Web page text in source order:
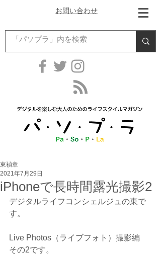
お問い合わせ
iPhoneで長時間露光撮影2
東禎章
2021年7月29日
デジタルライフコンシェルジュの東で
す。
Live Photos（ライブフォト）撮影編
その2です。